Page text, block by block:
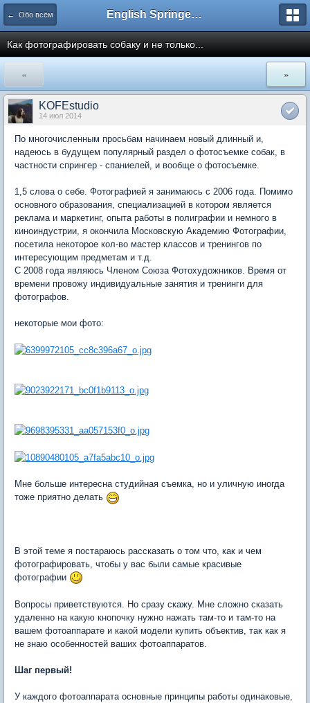
← Обо всём English Springer Spaniel Club
Как фотографировать собаку и не только...
« »
KOFEstudio
14 июл 2014
По многочисленным просьбам начинаем новый длинный и,
надеюсь в будущем популярный раздел о фотосъемке собак, в
частности спрингер - спаниелей, и вообще о фотосъемке.
1,5 слова о себе. Фотографией я занимаюсь с 2006 года. Помимо
основного образования, специализацией в котором является
реклама и маркетинг, опыта работы в полиграфии и немного в
киноиндустрии, я окончила Московскую Академию Фотографии,
посетила некоторое кол-во мастер классов и тренингов по
интересующим предметам и т.д.
С 2008 года являюсь Членом Союза Фотохудожников. Время от
времени провожу индивидуальные занятия и тренинги для
фотографов.
некоторые мои фото:
Мне больше интересна студийная съемка, но и уличную иногда
тоже приятно делать
В этой теме я постараюсь рассказать о том что, как и чем
фотографировать, чтобы у вас были самые красивые
фотографии
Вопросы приветствуются. Но сразу скажу. Мне сложно сказать
удаленно на какую кнопочку нужно нажать там-то и там-то на
вашем фотоаппарате и какой модели купить объектив, так как я
не знаю особенностей ваших фотоаппаратов.
Шаг первый!
У каждого фотоаппарата основные принципы работы одинаковые,